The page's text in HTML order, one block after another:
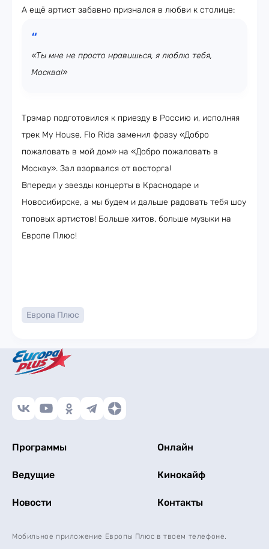
А ещё артист забавно признался в любви к столице:
«Ты мне не просто нравишься, я люблю тебя,
Москва!»
Трэмар подготовился к приезду в Россию и, исполняя
трек My House, Flo Rida заменил фразу «Добро
пожаловать в мой дом» на «Добро пожаловать в
Москву». Зал взорвался от восторга!
Впереди у звезды концерты в Краснодаре и
Новосибирске, а мы будем и дальше радовать тебя шоу
топовых артистов! Больше хитов, больше музыки на
Европе Плюс!
Европа Плюс
Программы Онлайн
Ведущие Кинокайф
Новости Контакты
Мобильное приложение Европы Плюс в твоем телефоне.